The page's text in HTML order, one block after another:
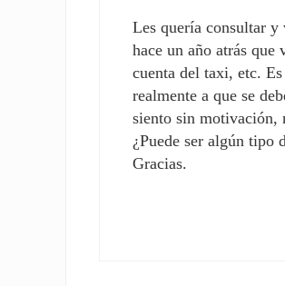
Les quería consultar y
hace un año atrás
cuenta del taxi, etc.
realmente a que se
siento sin motivación,
¿Puede ser algún tipo
Gracias.